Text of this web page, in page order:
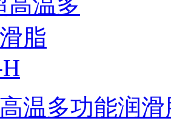
温多功能润滑